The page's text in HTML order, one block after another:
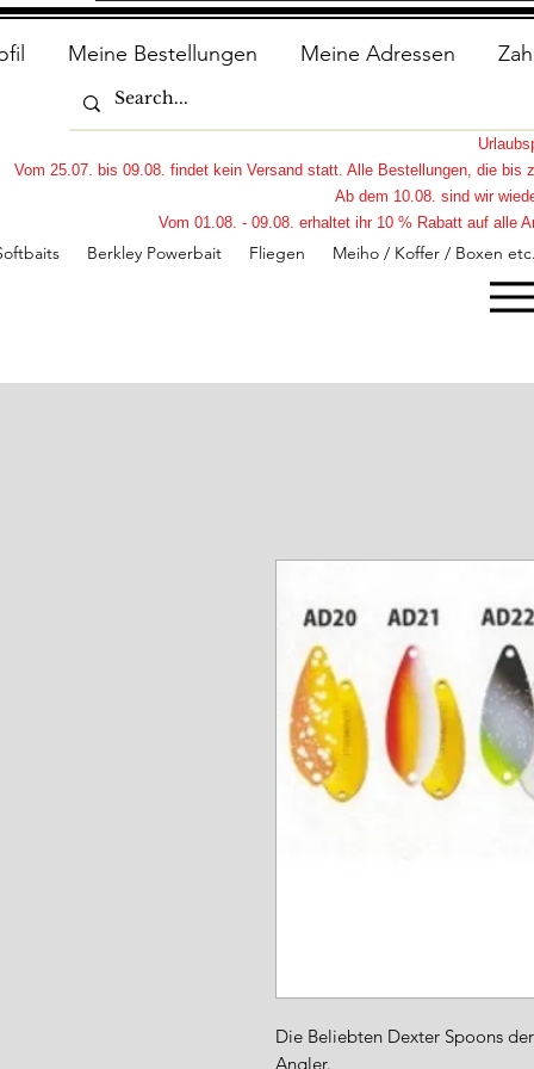
www.angel-
Meine Bestellungen Meine Adressen
Berkley Powerbait Fliegen Meiho / Koffer / Boxen
Vom 25.07. bis 09.08. findet kein Versand statt. Alle Bestellungen, die
Ab dem 10.08. sind wir
Vom 01.08. - 09.08. erhaltet ihr 10 % Rabatt auf alle
Die Beliebten Dexter Spoons
Angler.